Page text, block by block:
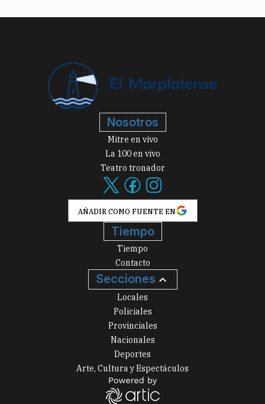
Nosotros
Mitre en vivo
La 100 en vivo
Teatro tronador
AÑADIR COMO FUENTE EN
Tiempo
Tiempo
Contacto
Secciones
Locales
Policiales
Provinciales
Nacionales
Deportes
Arte, Cultura y Espectáculos